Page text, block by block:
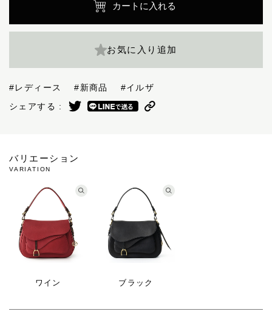
カートに入れる
お気に入り追加
#レディース #新商品
#イルザ
シェアする :
バリエーション
VARIATION
ワイン ブラック